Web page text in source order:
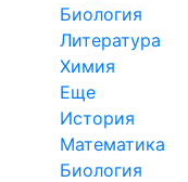
Биология
Литература
Химия
Еще
История
Математика
Биология